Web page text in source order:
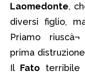
Laomedonte,
diversi figlio,
Priamo
prima
Il Fato terribile